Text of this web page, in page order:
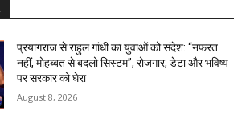
प्रयागराज से राहुल गांधी का युवाओं को संदेश: “नफरत
नहीं, मोहब्बत से बदलो सिस्टम”, रोजगार, डेटा और भविष्य
पर सरकार को घेरा
August 8, 2026